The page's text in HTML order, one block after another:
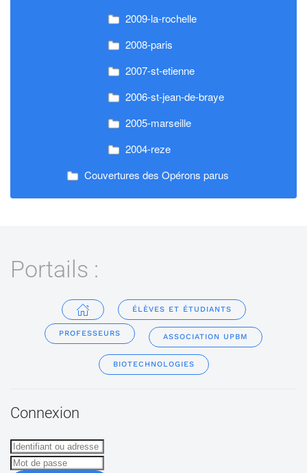
2009-la-rochelle
2008-paris
2007-st-etienne
2006-st-jean-de-braye
2005-marseille
2004-reze
Couvertures des Opérons parus
Portails :
ÉLÈVES ET ÉTUDIANTS
PROFESSEURS ASSOCIATION UPBM
BIOTECHNOLOGIES
Connexion